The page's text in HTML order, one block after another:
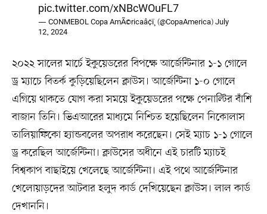
pic.twitter.com/xNBcWOuFL7
— CONMEBOL Copa AmÃ©ricaâ¢ï¸ (@CopaAmerica)July
12, 2024
২০২২ সালের মার্চে ইকুয়েডরের বিপক্ষে আর্জেন্টিনার ১-১ গোলে
ড্র ম্যাচে বিতর্ক কুড়িয়েছিলেন ক্লাউস। আর্জেন্টিনা ১-০ গোলে
এগিয়ে থাকতে যোগ করা সময়ে ইকুয়েডরের পক্ষে পেনাল্টির বাঁশি
বাজান তিনি। ভিএআরের মাধ্যমে নিশ্চিত হয়েছিলেন নিকোলাস
তালিয়াফিকো হ্যান্ডবলের অপরাধ করেছেন। সেই ম্যাচ ১-১ গোলে
ড্র করেছিল আর্জেন্টিনা। ক্লাউসের অধীনে এই চারটি ম্যাচই
বিশ্বকাপ বাছাইয়ে খেলেছে আর্জেন্টিনা। এই পথে আর্জেন্টিনার
খেলোয়াড়দের আটবার হলুদ কার্ড দেখিয়েছেন ক্লাউস। লাল কার্ড
দেখাননি।